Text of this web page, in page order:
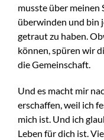
musste über meinen
überwinden und bin
getraut zu haben.
können, spüren wir
die Gemeinschaft.
Und es macht mir
erschaffen, weil ich
mich ist. Und ich
Leben für dich ist.